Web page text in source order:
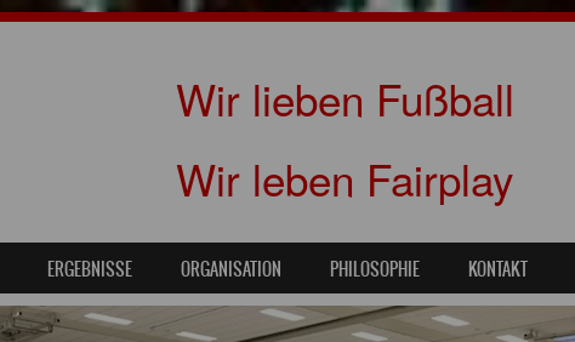
Wir lieben Fußball
Wir leben Fairplay
ERGEBNISSE ORGANISATION PHILOSOPHIE KONTAKT